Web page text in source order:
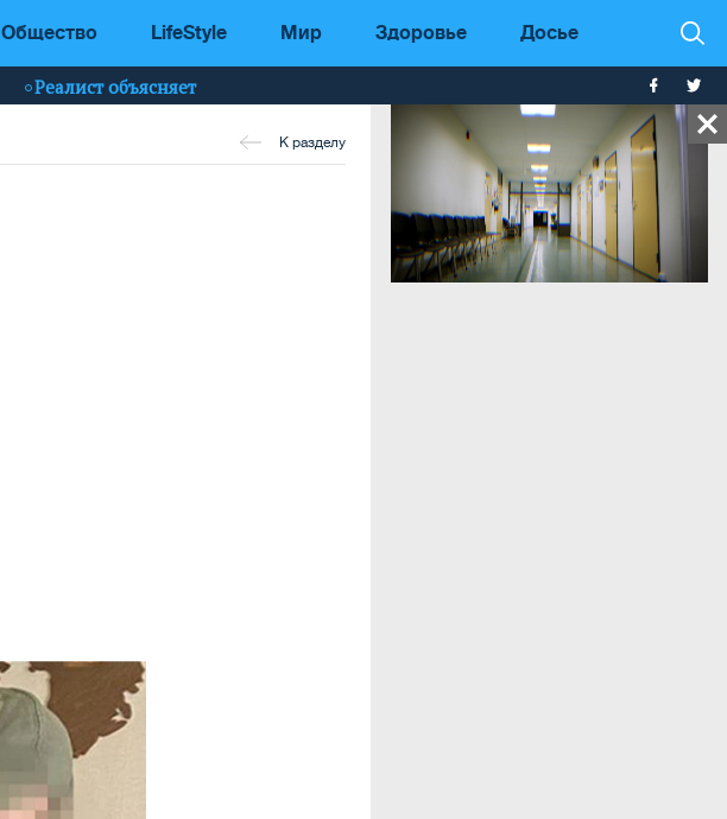
Общество LifeStyle Мир Здоровье Досье
Реалист объясняет
К разделу